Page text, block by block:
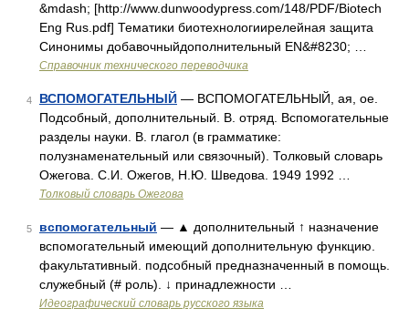
&mdash; [http://www.dunwoodypress.com/148/PDF/Biotech
Eng Rus.pdf] Тематики биотехнологиирелейная защита
Синонимы добавочныйдополнительный EN&#8230; …
Справочник технического переводчика
4 ВСПОМОГАТЕЛЬНЫЙ — ВСПОМОГАТЕЛЬНЫЙ, ая, ое.
Подсобный, дополнительный. В. отряд. Вспомогательные
разделы науки. В. глагол (в грамматике:
полузнаменательный или связочный). Толковый словарь
Ожегова. С.И. Ожегов, Н.Ю. Шведова. 1949 1992 …
Толковый словарь Ожегова
5 вспомогательный — ▲ дополнительный ↑ назначение
вспомогательный имеющий дополнительную функцию.
факультативный. подсобный предназначенный в помощь.
служебный (# роль). ↓ принадлежности …
Идеографический словарь русского языка